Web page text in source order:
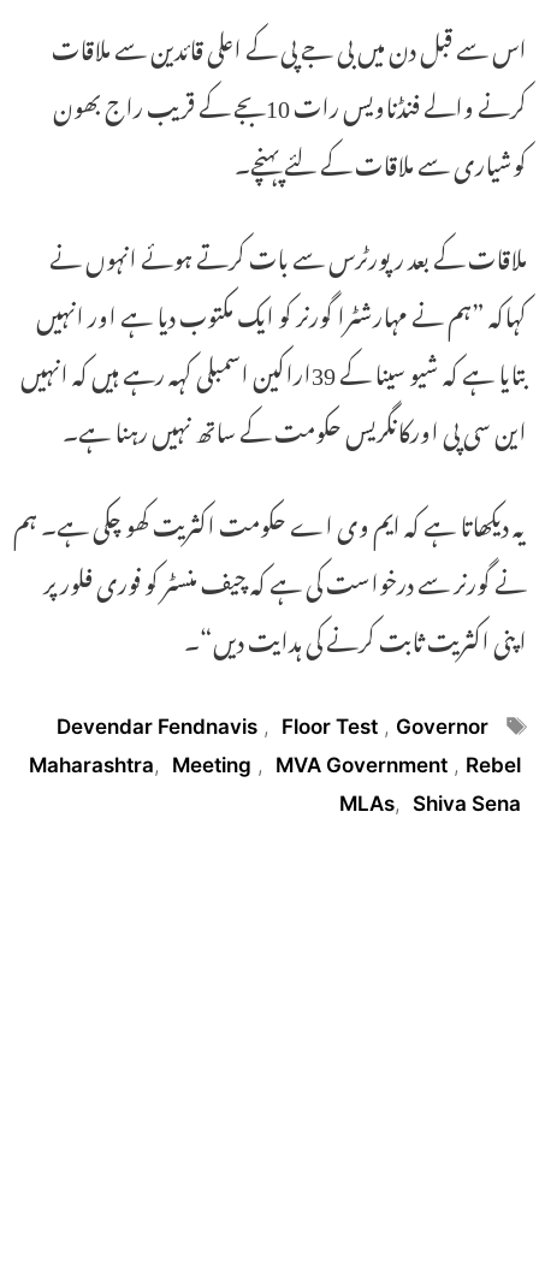
اس سے قبل دن میں بی جے پی کے اعلی قائدین سے ملاقات
کرنے والے فنڈناویس رات 10بجے کے قریب راج بھون
کوشیاری سے ملاقات کے لئے پہنچے۔
ملاقات کے بعد رپورٹرس سے بات کرتے ہوئے انہوں نے
کہاکہ ”ہم نے مہارشٹرا گورنر کو ایک مکتوب دیا ہے اور انہیں
بتایا ہے کہ شیو سینا کے 39اراکین اسمبلی کہہ رہے ہیں کہ انہیں
این سی پی اورکانگریس حکومت کے ساتھ نہیں رہنا ہے۔
یہ دیکھاتا ہے کہ ایم وی اے حکومت اکثریت کھو چکی ہے۔ ہم
نے گورنر سے درخواست کی ہے کہ چیف منسٹر کو فوری فلور پر
اپنی اکثریت ثابت کرنے کی ہدایت دیں“۔
Tags
Devendar Fendnavis , Floor Test , Governor
Maharashtra, Meeting , MVA Government , Rebel
MLAs, Shiva Sena